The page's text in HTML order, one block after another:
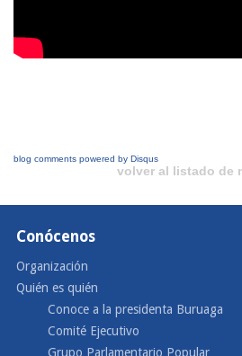
blog comments powered by Disqus
volver al listado de
Conócenos
Organización
Quién es quién
Conoce a la presidenta Buruaga
Comité Ejecutivo
Grupo Parlamentario Popular